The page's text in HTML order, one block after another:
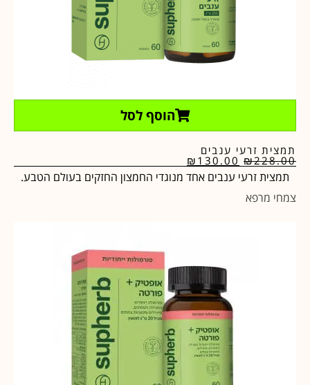
הוסף לסל
תמצית זרעי ענבים
₪228.00
₪ 130.00
תמצית זרעי ענבים אחד מנוגדי החמצון החזקים בעולם הטבע.
צמחי מרפא